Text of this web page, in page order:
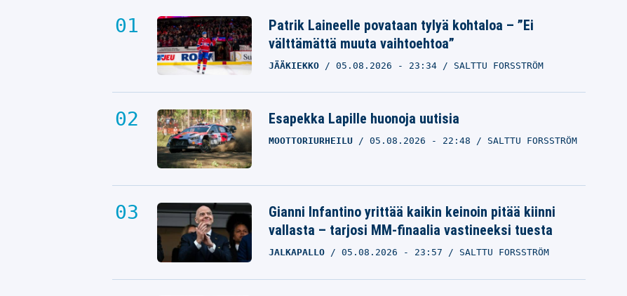
Patrik Laineelle povataan tylyä kohtaloa – ”Ei
välttämättä muuta vaihtoehtoa”
JÄÄKIEKKO 05.08.2026 - 23:34 SALTTU FORSSTRÖM
Esapekka Lapille huonoja uutisia
MOOTTORIURHEILU 05.08.2026 - 22:48 SALTTU FORSSTRÖM
Gianni Infantino yrittää kaikin keinoin pitää kiinni
vallasta – tarjosi MM-finaalia vastineeksi tuesta
JALKAPALLO 05.08.2026 - 23:57 SALTTU FORSSTRÖM